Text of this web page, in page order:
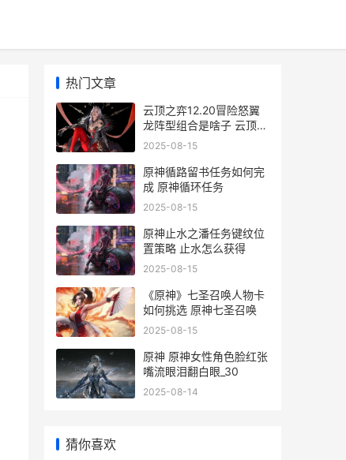
热门文章
云顶之弈12.20冒险怒翼
龙阵型组合是啥子 云顶之
弈新
2025-08-15
原神循路留书任务如何完
成 原神循环任务
2025-08-15
原神止水之潘任务键纹位
置策略 止水怎么获得
2025-08-15
《原神》七圣召唤人物卡
如何挑选 原神七圣召唤
2025-08-15
原神 原神女性角色脸红张
嘴流眼泪翻白眼_30
2025-08-14
猜你喜欢